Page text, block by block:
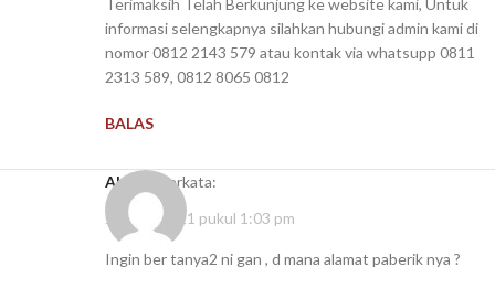
informasi selengkapnya silahkan hubungi admin kami di
nomor 0812 2143 579 atau kontak via whatsupp 0811
2313 589, 0812 8065 0812
BALAS
Ahong
berkata:
Juni 21, 2021 pukul 1:03 pm
Ingin ber tanya2 ni gan , d mana alamat paberik nya ?